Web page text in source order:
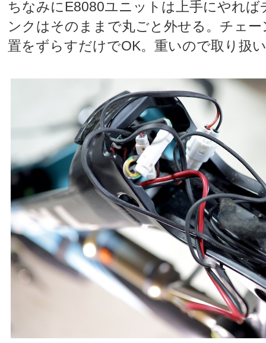
ちなみにE8080ユニットは上手にやれ
ンクはそのままで丸ごと外せる。チェ
置をずらすだけでOK。重いので取り扱